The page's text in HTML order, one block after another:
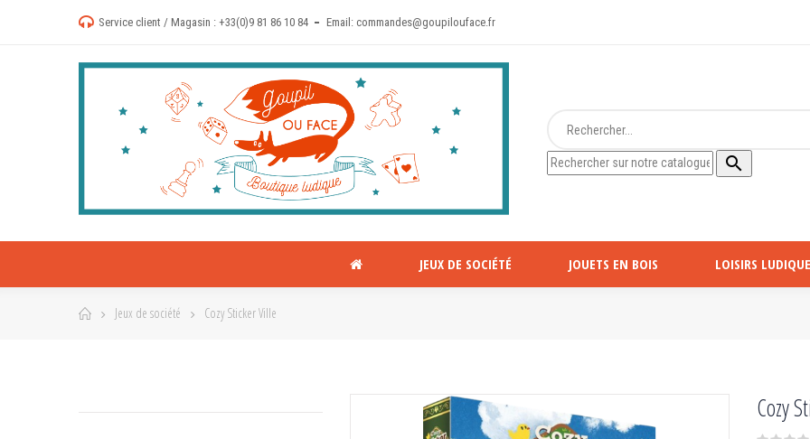
Service client / Magasin : +33(0)9 81 86 10 84 Email: commandes@goupilouface.fr

JEUX DE SOCIÉTÉ JOUETS EN BOIS LOISIRS
Jeux de société Cozy Sticker Ville
Cozy